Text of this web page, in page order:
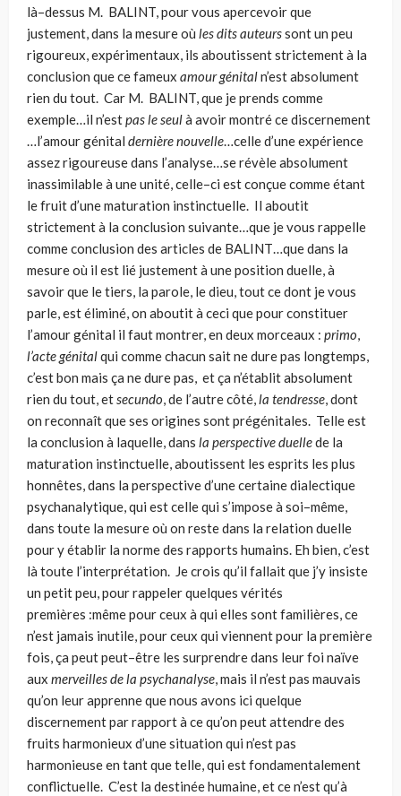
là–dessus M. BALINT, pour vous aper­cevoir que
justement, dans la mesure où les dits auteurssont un peu
rigoureux, expérimentaux, ils aboutissent strictement à la
conclusion que ce fameux amour génitaln’est absolument
rien du tout. Car M. BALINT, que je prends comme
exemple…il n’estpas le seulà avoir montré ce discernement
…l’amour génital dernière nouvelle…celle d’une expérience
assez rigoureuse dans l’analyse…se révèle absolument
inassimilable à une unité, celle–ci est conçue comme étant
le fruit d’une maturation instinctuelle. Il aboutit
strictement à la conclusion sui­vante…que je vous rappelle
comme conclusion des articles de BALINT…que dans la
mesure où il est lié justement à une position duelle, à
savoir que le tiers, la paro­le, le dieu, tout ce dont je vous
parle, est éliminé, on aboutit à ceci que pour constituer
l’amour génital il faut montrer, en deux morceaux : primo,
l’acte géni­talqui comme chacun sait ne dure pas longtemps,
c’est bon mais ça ne dure pas, et ça n’établit absolument
rien du tout, etsecundo, de l’autre côté,la ten­dresse, dont
on reconnaît que ses origines sont prégénitales. Telle est
la conclu­sion à laquelle, dans la perspective duellede la
maturation instinctuelle, abou­tissent les esprits les plus
honnêtes, dans la perspective d’une certaine dialec­tique
psychanalytique, qui est celle qui s’impose à soi–même,
dans toute la mesure où on reste dans la relation duelle
pour y établir la norme des rapports humains. Eh bien, c’est
là toute l’interprétation. Je crois qu’il fallait que j’y insiste
un petit peu, pour rappeler quelques vérités
premières :même pour ceux à qui elles sont familières, ce
n’est jamais inutile, pour ceux qui viennent pour la premiè­re
fois, ça peut peut–être les surprendre dans leur foi naïve
aux merveilles de la psychanalyse, mais il n’est pas mauvais
qu’on leur apprenne que nous avons ici quelque
discernement par rapport à ce qu’on peut attendre des
fruits harmo­nieux d’une situation qui n’est pas
harmonieuse en tant que telle, qui est fon­damentalement
conflictuelle. C’est la destinée humaine, et ce n’est qu’à